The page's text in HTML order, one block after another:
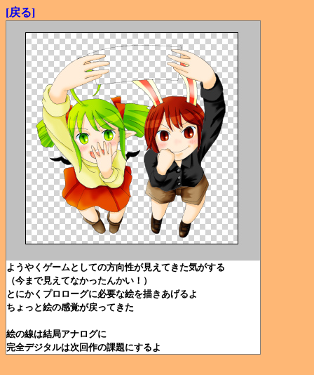
[戻る]
ようやくゲームとしての方向性が見えてきた気がする
（今まで見えてなかったんかい！）
とにかくプロローグに必要な絵を描きあげるよ
ちょっと絵の感覚が戻ってきた
絵の線は結局アナログに
完全デジタルは次回作の課題にするよ